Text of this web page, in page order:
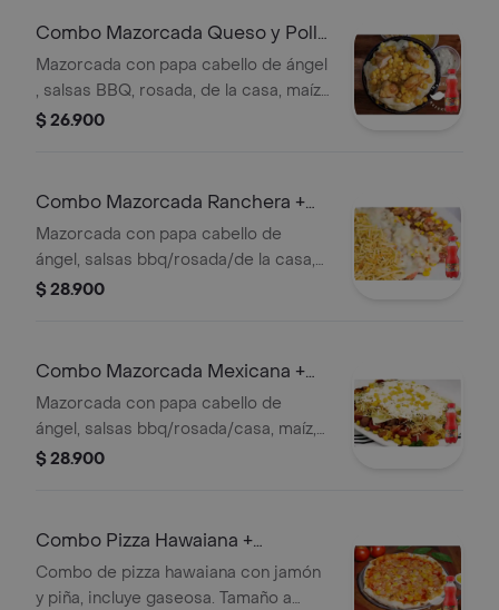
Combo Mazorcada Queso y Pollo
+ Jugo Hit
Mazorcada con papa cabello de ángel
, salsas BBQ, rosada, de la casa, maíz
tierno, queso y pollo. + Mora, mango,
$ 26.900
Combo Mazorcada Ranchera +
Jugo Hit
Mazorcada con papa cabello de
ángel, salsas bbq/rosada/de la casa,
maíz tierno, queso, chorizo, tocineta +
$ 28.900
Combo Mazorcada Mexicana +
Jugo Hit
Mazorcada con papa cabello de
ángel, salsas bbq/rosada/casa, maíz,
queso, pico de gallo, carne, frijol,
$ 28.900
Combo Pizza Hawaiana +
gaseosa
Combo de pizza hawaiana con jamón
y piña, incluye gaseosa. Tamaño a